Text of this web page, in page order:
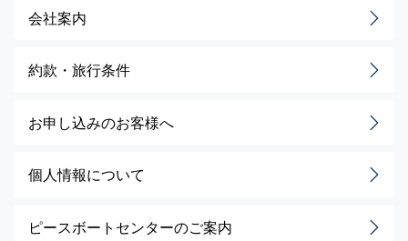
会社案内
約款・旅行条件
お申し込みのお客様へ
個人情報について
ピースボートセンターのご案内